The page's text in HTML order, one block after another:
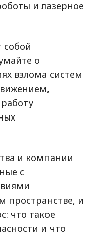
и лазерное
собой
о
взлома систем
и компании
с
пространстве, и
что такое
и что